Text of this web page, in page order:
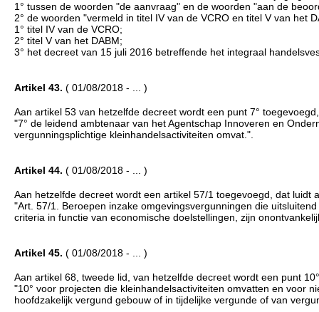
1° tussen de woorden "de aanvraag" en de woorden "aan de
2° de woorden "vermeld in titel IV van de VCRO en titel V van het
1° titel IV van de VCRO;
2° titel V van het DABM;
3° het decreet van 15 juli 2016 betreffende het integraal
Artikel 43. ( 01/08/2018 - ... )
Aan artikel 53 van hetzelfde decreet wordt een punt 7°
"7° de leidend ambtenaar van het Agentschap Innoveren en
vergunningsplichtige kleinhandelsactiviteiten omvat.".
Artikel 44. ( 01/08/2018 - ... )
Aan hetzelfde decreet wordt een artikel 57/1 toegevoegd, dat luidt
"Art. 57/1. Beroepen inzake omgevingsvergunningen die
criteria in functie van economische doelstellingen, zijn
Artikel 45. ( 01/08/2018 - ... )
Aan artikel 68, tweede lid, van hetzelfde decreet wordt een punt
"10° voor projecten die kleinhandelsactiviteiten omvatten en voor
hoofdzakelijk vergund gebouw of in tijdelijke vergunde of van